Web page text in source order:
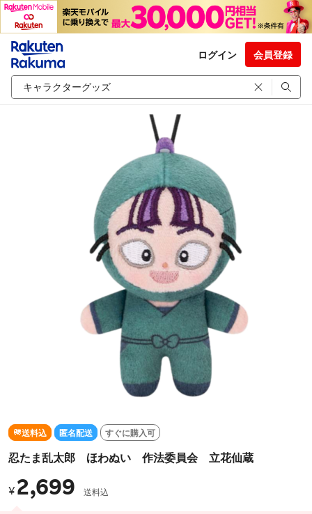
ログイン 会員登録
送料込 匿名配送 すぐに購入可
忍たま乱太郎 ほわぬい 作法委員会 立花仙蔵
¥ 2,699 送料込